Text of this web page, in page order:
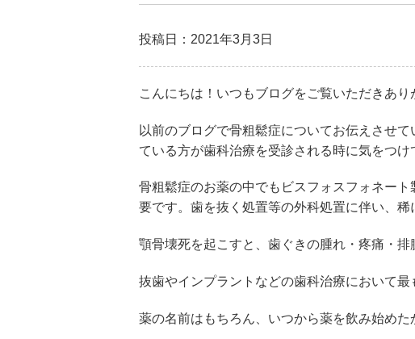
投稿日：2021年3月3日
こんにちは！いつもブログをご覧いただきあり
以前のブログで骨粗鬆症についてお伝えさせ
ている方が歯科治療を受診される時に気をつ
骨粗鬆症のお薬の中でもビスフォスフォネー
要です。歯を抜く処置等の外科処置に伴い、稀
顎骨壊死を起こすと、歯ぐきの腫れ・疼痛・
抜歯やインプラントなどの歯科治療において最
薬の名前はもちろん、いつから薬を飲み始めた